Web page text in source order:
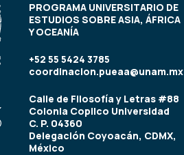
PROGRAMA UNIVERSITARIO DE
ESTUDIOS SOBRE ASIA, ÁFRICA
Y OCEANÍA
+52 55 5424 3785
coordinacion.pueaa@unam.mx
Calle de Filosofía y Letras #88
Colonia Copilco Universidad
C. P. 04360
Delegación Coyoacán, CDMX,
México